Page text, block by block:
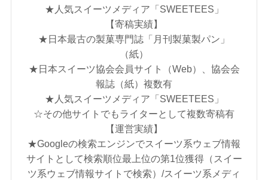
★人気スイーツメディア「SWEETEES」
【寄稿実績】
★日本最古の製菓専門誌「月刊製菓製パン」
（紙）
★日本スイーツ協会会員サイト（Web）、協会会
報誌（紙）複数有
★人気スイーツメディア「SWEETEES」
☆その他サイトでもライターとして複数寄稿有
【運営実績】
★Googleの検索エンジンでスイーツ系ウェブ情報
サイトとして検索順位最上位の第1位獲得（スイー
ツ系ウェブ情報サイトで検索）/スイーツ系メディ